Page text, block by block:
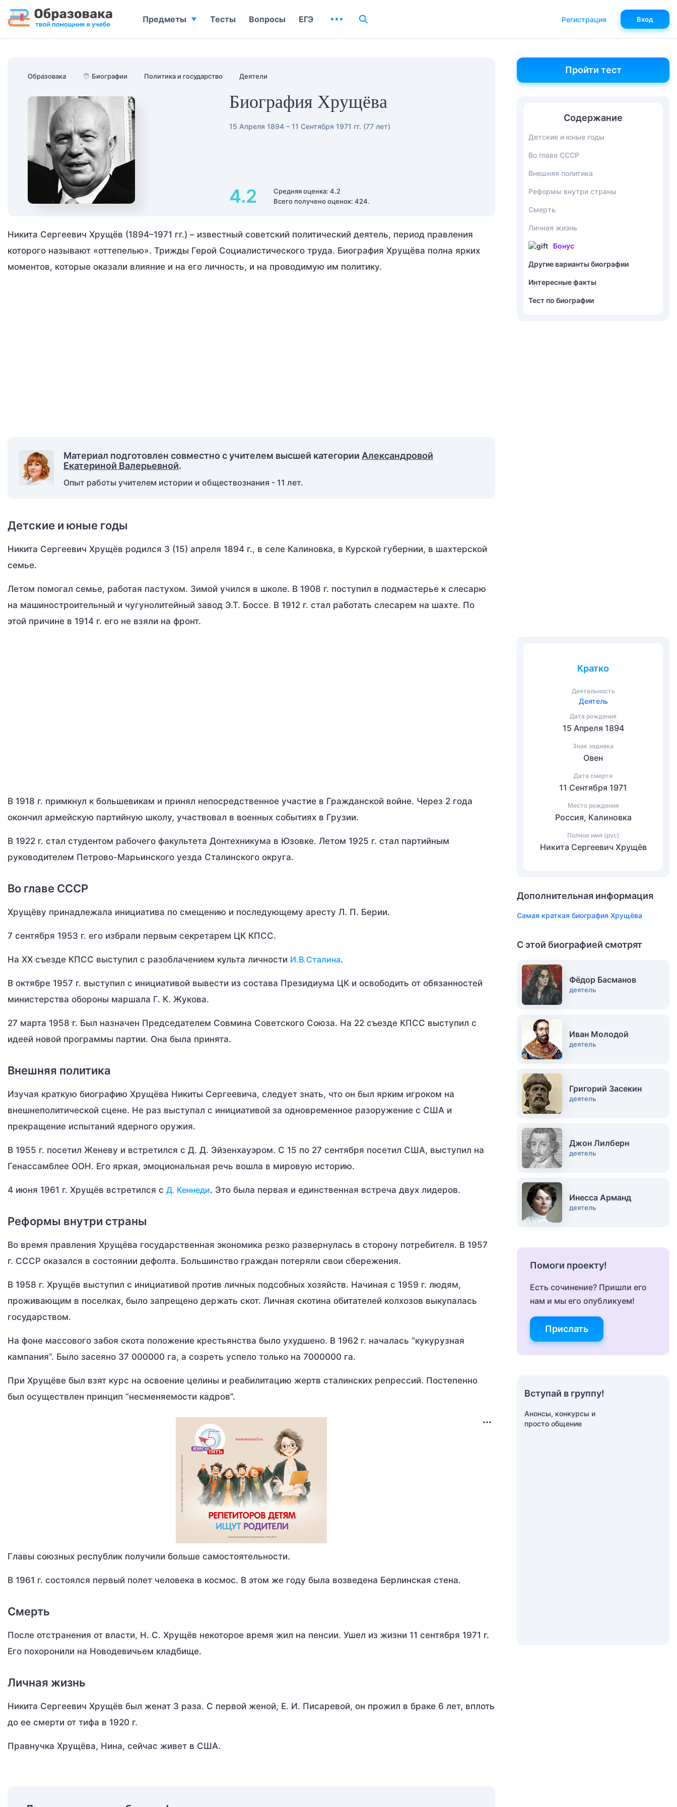
Образовака 🧑 Биографии Политика и государство Деятели
Биография Хрущёва
15 Апреля 1894 – 11 Сентября 1971 гг. (77 лет)
4.2
Средняя оценка: 4.2
Всего получено оценок: 424.
Никита Сергеевич Хрущёв (1894–1971 гг.) – известный советский политический деятель, период правления
которого называют «оттепелью». Трижды Герой Социалистического труда. Биография Хрущёва полна ярких
моментов, которые оказали влияние и на его личность, и на проводимую им политику.
Материал подготовлен совместно с учителем высшей категории Александровой
Екатериной Валерьевной.
Опыт работы учителем истории и обществознания - 11 лет.
Детские и юные годы
Никита Сергеевич Хрущёв родился 3 (15) апреля 1894 г., в селе Калиновка, в Курской губернии, в шахтерской
семье.
Летом помогал семье, работая пастухом. Зимой учился в школе. В 1908 г. поступил в подмастерье к слесарю
на машиностроительный и чугунолитейный завод Э.Т. Боссе. В 1912 г. стал работать слесарем на шахте. По
этой причине в 1914 г. его не взяли на фронт.
В 1918 г. примкнул к большевикам и принял непосредственное участие в Гражданской войне. Через 2 года
окончил армейскую партийную школу, участвовал в военных событиях в Грузии.
В 1922 г. стал студентом рабочего факультета Донтехникума в Юзовке. Летом 1925 г. стал партийным
руководителем Петрово-Марьинского уезда Сталинского округа.
Во главе СССР
Хрущёву принадлежала инициатива по смещению и последующему аресту Л. П. Берии.
7 сентября 1953 г. его избрали первым секретарем ЦК КПСС.
На XX съезде КПСС выступил с разоблачением культа личности И.В.Сталина.
В октябре 1957 г. выступил с инициативой вывести из состава Президиума ЦК и освободить от обязанностей
министерства обороны маршала Г. К. Жукова.
27 марта 1958 г. Был назначен Председателем Совмина Советского Союза. На 22 съезде КПСС выступил с
идеей новой программы партии. Она была принята.
Внешняя политика
Изучая краткую биографию Хрущёва Никиты Сергеевича, следует знать, что он был ярким игроком на
внешнеполитической сцене. Не раз выступал с инициативой за одновременное разоружение с США и
прекращение испытаний ядерного оружия.
В 1955 г. посетил Женеву и встретился с Д. Д. Эйзенхауэром. С 15 по 27 сентября посетил США, выступил на
Генассамблее ООН. Его яркая, эмоциональная речь вошла в мировую историю.
4 июня 1961 г. Хрущёв встретился с Д. Кеннеди. Это была первая и единственная встреча двух лидеров.
Реформы внутри страны
Во время правления Хрущёва государственная экономика резко развернулась в сторону потребителя. В 1957
г. СССР оказался в состоянии дефолта. Большинство граждан потеряли свои сбережения.
В 1958 г. Хрущёв выступил с инициативой против личных подсобных хозяйств. Начиная с 1959 г. людям,
проживающим в поселках, было запрещено держать скот. Личная скотина обитателей колхозов выкупалась
государством.
На фоне массового забоя скота положение крестьянства было ухудшено. В 1962 г. началась “кукурузная
кампания”. Было засеяно 37 000000 га, а созреть успело только на 7000000 га.
При Хрущёве был взят курс на освоение целины и реабилитацию жертв сталинских репрессий. Постепенно
был осуществлен принцип “несменяемости кадров”.
Главы союзных республик получили больше самостоятельности.
В 1961 г. состоялся первый полет человека в космос. В этом же году была возведена Берлинская стена.
Смерть
После отстранения от власти, Н. С. Хрущёв некоторое время жил на пенсии. Ушел из жизни 11 сентября 1971 г.
Его похоронили на Новодевичьем кладбище.
Личная жизнь
Никита Сергеевич Хрущёв был женат 3 раза. С первой женой, Е. И. Писаревой, он прожил в браке 6 лет, вплоть
до ее смерти от тифа в 1920 г.
Правнучка Хрущёва, Нина, сейчас живет в США.
Пройти тест
Содержание
Детские и юные годы
Во главе СССР
Внешняя политика
Реформы внутри страны
Смерть
Личная жизнь
Бонус
Другие варианты биографии
Интересные факты
Тест по биографии
Кратко
Деятельность
Деятель
Дата рождения
15 Апреля 1894
Знак зодиака
Овен
Дата смерти
11 Сентября 1971
Место рождения
Россия, Калиновка
Полное имя (рус)
Никита Сергеевич Хрущёв
Дополнительная информация
Самая краткая биография Хрущёва
С этой биографией смотрят
Фёдор Басманов
деятель
Иван Молодой
деятель
Григорий Засекин
деятель
Джон Лилберн
деятель
Инесса Арманд
деятель
Помоги проекту!
Есть сочинение? Пришли его
нам и мы его опубликуем!
Прислать
Вступай в группу!
Анонсы, конкурсы и
просто общение
Предметы Тесты Вопросы ЕГЭ Регистрация Вход